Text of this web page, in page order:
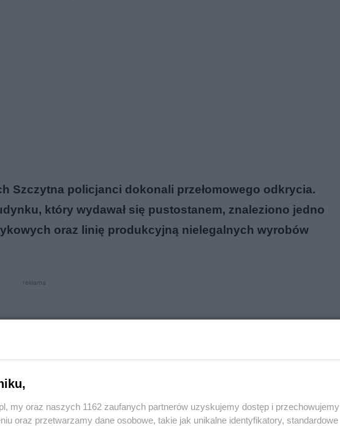
Szczytna policjanci dokonali przełomowego odkrycia.
który wydawał się pustostanem, znaleziono jedno
oraz linię produkcyjną nielegalnych wyrobów
reklama
my oraz naszych 1162 zaufanych partnerów uzyskujemy dostęp i przechowujemy
oraz przetwarzamy dane osobowe, takie jak unikalne identyfikatory, standardowe